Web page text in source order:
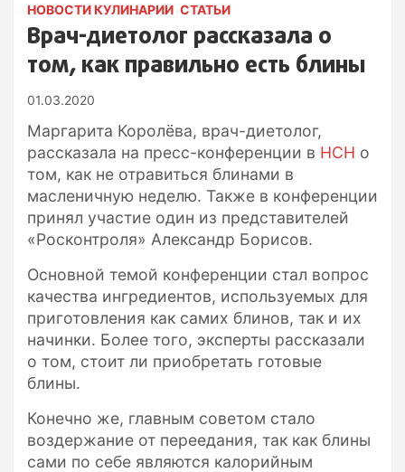
НОВОСТИ КУЛИНАРИИ СТАТЬИ
Врач-диетолог рассказала о
том, как правильно есть блины
01.03.2020
Маргарита Королёва, врач-диетолог,
рассказала на пресс-конференции в НСН о
том, как не отравиться блинами в
масленичную неделю. Также в конференции
принял участие один из представителей
«Росконтроля» Александр Борисов.
Основной темой конференции стал вопрос
качества ингредиентов, используемых для
приготовления как самих блинов, так и их
начинки. Более того, эксперты рассказали
о том, стоит ли приобретать готовые
блины.
Конечно же, главным советом стало
воздержание от переедания, так как блины
сами по себе являются калорийным